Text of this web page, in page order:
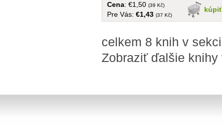
kúpiť
Cena: €1,50 (39 Kč)
Pre Vás: €1,43 (37 Kč)
celkem 8 knih v
Zobraziť ďalšie